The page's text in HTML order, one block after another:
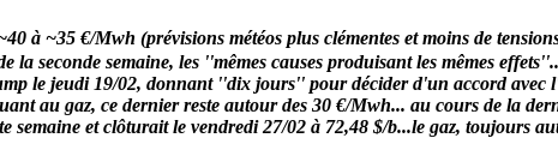
à ~35 €/Mwh (prévisions météos plus clémentes et moins de
seconde semaine, les ''mêmes causes produisant les mêmes
le jeudi 19/02, donnant ''dix jours'' pour décider d'un accord
au gaz, ce dernier reste autour des 30 €/Mwh... au cours de la
et clôturait le vendredi 27/02 à 72,48 $/b...le gaz, toujours